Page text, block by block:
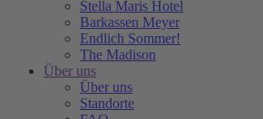
Stella Maris Hotel
Barkassen Meyer
Endlich Sommer!
The Madison
Über uns
Über uns
Standorte